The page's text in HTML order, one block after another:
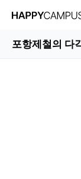
포항제철의 다